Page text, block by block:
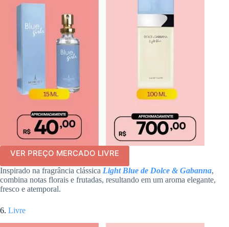
VER PREÇO MERCADO LIVRE
Inspirado na fragrância clássica Light Blue de Dolce & Gabanna,
combina notas florais e frutadas, resultando em um aroma elegante,
fresco e atemporal.
6. Livre